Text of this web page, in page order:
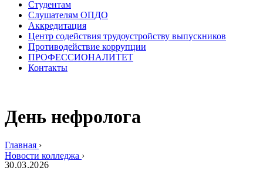
Студентам
Слушателям ОПДО
Аккредитация
Центр содействия трудоустройству выпускников
Противодействие коррупции
ПРОФЕССИОНАЛИТЕТ
Контакты
День нефролога
Главная ›
Новости колледжа ›
30.03.2026